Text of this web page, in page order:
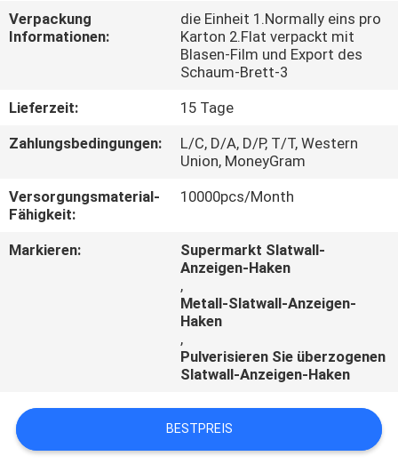
TRETEN
MIT
IN
VERBINDUNG
NACHRICHTEN
Verpackung
Informationen:
die Einheit 1.Normally eins pro
Karton 2.Flat verpackt mit
Blasen-Film und Export des
Schaum-Brett-3
Lieferzeit:
15 Tage
Zahlungsbedingungen:
L/C, D/A, D/P, T/T, Western
Union, MoneyGram
Versorgungsmaterial-
Fähigkeit:
10000pcs/Month
Markieren:
Supermarkt Slatwall-
Anzeigen-Haken
,
Metall-Slatwall-Anzeigen-
Haken
,
Pulverisieren Sie überzogenen
Slatwall-Anzeigen-Haken
BESTPREIS